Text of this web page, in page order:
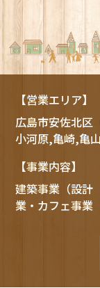
【営業エリア】
広島市安佐北区
小河原,亀崎,亀
【事業内容】
建築事業（設
業・カフェ事業